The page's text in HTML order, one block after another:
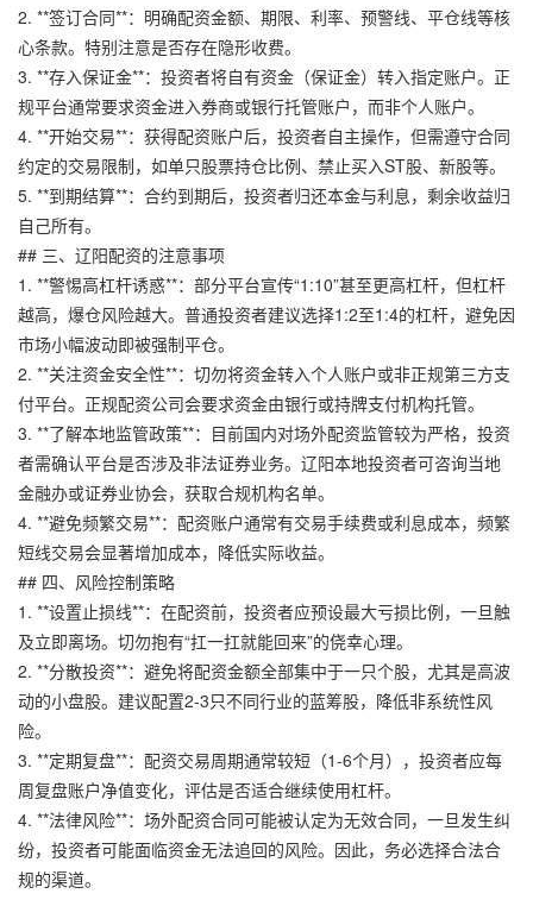
2. **签订合同**：明确配资金额、期限、利率、预警线、平仓线等核
心条款。特别注意是否存在隐形收费。
3. **存入保证金**：投资者将自有资金（保证金）转入指定账户。正
规平台通常要求资金进入券商或银行托管账户，而非个人账户。
4. **开始交易**：获得配资账户后，投资者自主操作，但需遵守合同
约定的交易限制，如单只股票持仓比例、禁止买入ST股、新股等。
5. **到期结算**：合约到期后，投资者归还本金与利息，剩余收益归
自己所有。
## 三、辽阳配资的注意事项
1. **警惕高杠杆诱惑**：部分平台宣传“1:10”甚至更高杠杆，但杠杆
越高，爆仓风险越大。普通投资者建议选择1:2至1:4的杠杆，避免因
市场小幅波动即被强制平仓。
2. **关注资金安全性**：切勿将资金转入个人账户或非正规第三方支
付平台。正规配资公司会要求资金由银行或持牌支付机构托管。
3. **了解本地监管政策**：目前国内对场外配资监管较为严格，投资
者需确认平台是否涉及非法证券业务。辽阳本地投资者可咨询当地
金融办或证券业协会，获取合规机构名单。
4. **避免频繁交易**：配资账户通常有交易手续费或利息成本，频繁
短线交易会显著增加成本，降低实际收益。
## 四、风险控制策略
1. **设置止损线**：在配资前，投资者应预设最大亏损比例，一旦触
及立即离场。切勿抱有“扛一扛就能回来”的侥幸心理。
2. **分散投资**：避免将配资金额全部集中于一只个股，尤其是高波
动的小盘股。建议配置2-3只不同行业的蓝筹股，降低非系统性风
险。
3. **定期复盘**：配资交易周期通常较短（1-6个月），投资者应每
周复盘账户净值变化，评估是否适合继续使用杠杆。
4. **法律风险**：场外配资合同可能被认定为无效合同，一旦发生纠
纷，投资者可能面临资金无法追回的风险。因此，务必选择合法合
规的渠道。